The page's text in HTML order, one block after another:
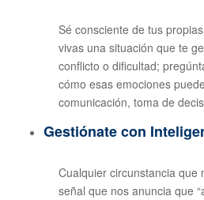
Sé consciente de tus
vivas una situación que te
conflicto o dificultad;
cómo esas emociones
comunicación, toma de
Gestiónate con
Cualquier circunstancia que
señal que nos anuncia que